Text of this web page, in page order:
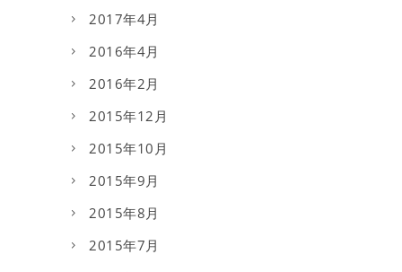
2017年4月
2016年4月
2016年2月
2015年12月
2015年10月
2015年9月
2015年8月
2015年7月